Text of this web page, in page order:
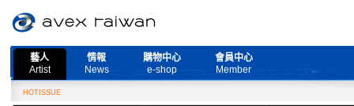
藝人
Artist
情報
News
購物中心
e-shop
會員中心
Member
HOTISSUE